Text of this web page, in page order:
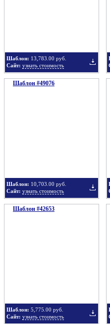
Шаблон: 13,783.00 руб.
Сайт: узнать стоимость
Шаблон #49076
Шаблон: 10,703.00 руб.
Сайт: узнать стоимость
Шаблон #42653
Шаблон: 5,775.00 руб.
Сайт: узнать стоимость